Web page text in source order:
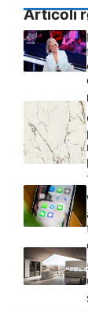
Articoli